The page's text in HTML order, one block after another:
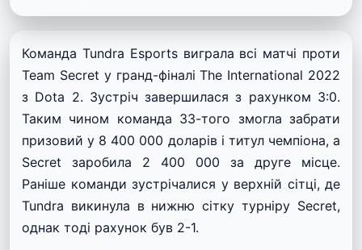
Команда Tundra Esports виграла всі матчі проти
Team Secret у гранд-фіналі The International 2022
з Dota 2. Зустріч завершилася з рахунком 3:0.
Таким чином команда 33-того змогла забрати
призовий у 8 400 000 доларів і титул чемпіона, а
Secret заробила 2 400 000 за друге місце.
Раніше команди зустрічалися у верхній сітці, де
Tundra викинула в нижню сітку турніру Secret,
однак тоді рахунок був 2-1.